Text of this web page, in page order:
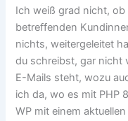
Ich weiß grad nicht, ob
betreffenden
nichts, weitergeleitet
du schreibst, gar nicht
E-Mails steht, wozu
ich da, wo es mit PHP
WP mit einem